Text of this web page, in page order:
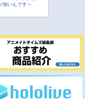
強いんです～